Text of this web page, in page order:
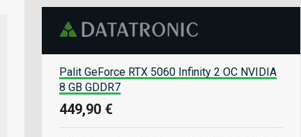
Palit GeForce RTX 5060 Infinity 2 OC NVIDIA
8 GB GDDR7
449,90 €